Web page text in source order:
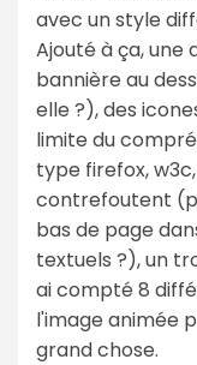
avec un style
Ajouté à ça, une
bannière au
elle ?), des
limite du
type firefox,
contrefoutent
bas de page
textuels ?), un
ai compté 8
l'image animée
grand chose.